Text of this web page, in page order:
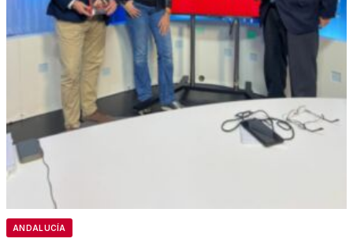
ANDALUCÍA